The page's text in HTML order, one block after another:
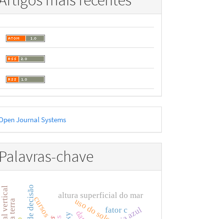
Journal Systems
chave
uso do solo
altura superficial do mar
fator c
cursos